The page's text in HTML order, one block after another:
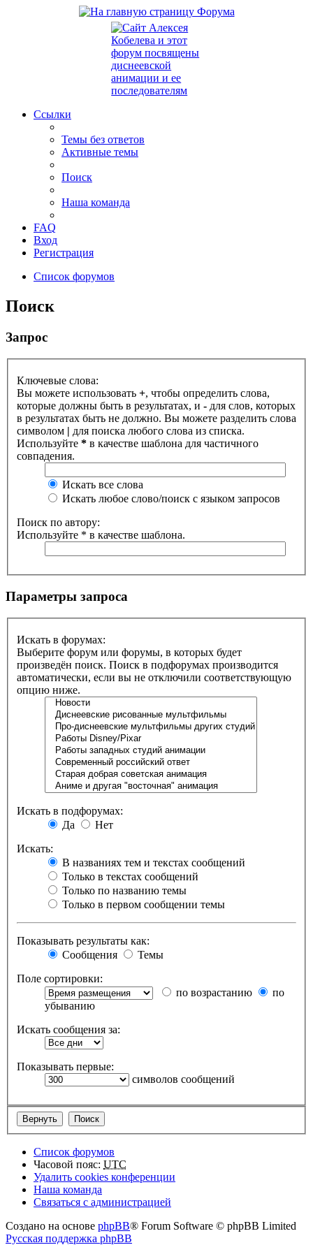
Ссылки
Темы без ответов
Активные темы
Поиск
Наша команда
FAQ
Вход
Регистрация
Список форумов
Поиск
Запрос
Ключевые слова:
Вы можете использовать +, чтобы определить слова,
которые должны быть в результатах, и - для слов, которых
в результатах быть не должно. Вы можете разделить слова
символом | для поиска любого слова из списка.
Используйте * в качестве шаблона для частичного
совпадения.
Искать все слова
Искать любое слово/поиск с языком запросов
Поиск по автору:
Используйте * в качестве шаблона.
Параметры запроса
Искать в форумах:
Выберите форум или форумы, в которых будет
произведён поиск. Поиск в подфорумах производится
автоматически, если вы не отключили соответствующую
опцию ниже.
Искать в подфорумах:
Да
Нет
Искать:
В названиях тем и текстах сообщений
Только в текстах сообщений
Только по названию темы
Только в первом сообщении темы
Показывать результаты как:
Сообщения
Темы
Поле сортировки:
по возрастанию
по
убыванию
Искать сообщения за:
Показывать первые:
символов сообщений
Список форумов
Часовой пояс: UTC
Удалить cookies конференции
Наша команда
Связаться с администрацией
Создано на основе phpBB® Forum Software © phpBB Limited
Русская поддержка phpBB